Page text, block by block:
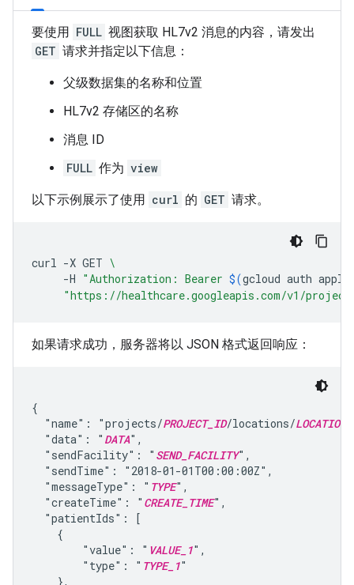
要使用 FULL 视图获取 HL7v2 消息的内容，请发出
GET 请求并指定以下信息：
父级数据集的名称和位置
HL7v2 存储区的名称
消息 ID
FULL 作为 view
以下示例展示了使用 curl 的 GET 请求。
curl -X GET \
-H "Authorization: Bearer $(gcloud auth
"https://healthcare.googleapis.com/v1/
如果请求成功，服务器将以 JSON 格式返回响应：
{
  "name": "projects/
PROJECT_ID/locations/LOCATION
  "data": "
DATA",
  "sendFacility": "
SEND_FACILITY",
  "sendTime": "2018-01-01T00:00:00Z",
  "messageType": "
TYPE",
  "createTime": "
CREATE_TIME",
  "patientIds": [
    {
        "value": "
VALUE_1",
        "type": "
TYPE_1"
    },